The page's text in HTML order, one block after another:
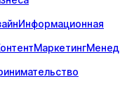
Информационная
МаркетингМенед